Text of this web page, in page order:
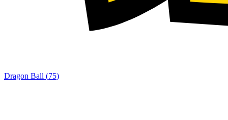
Dragon Ball (75)